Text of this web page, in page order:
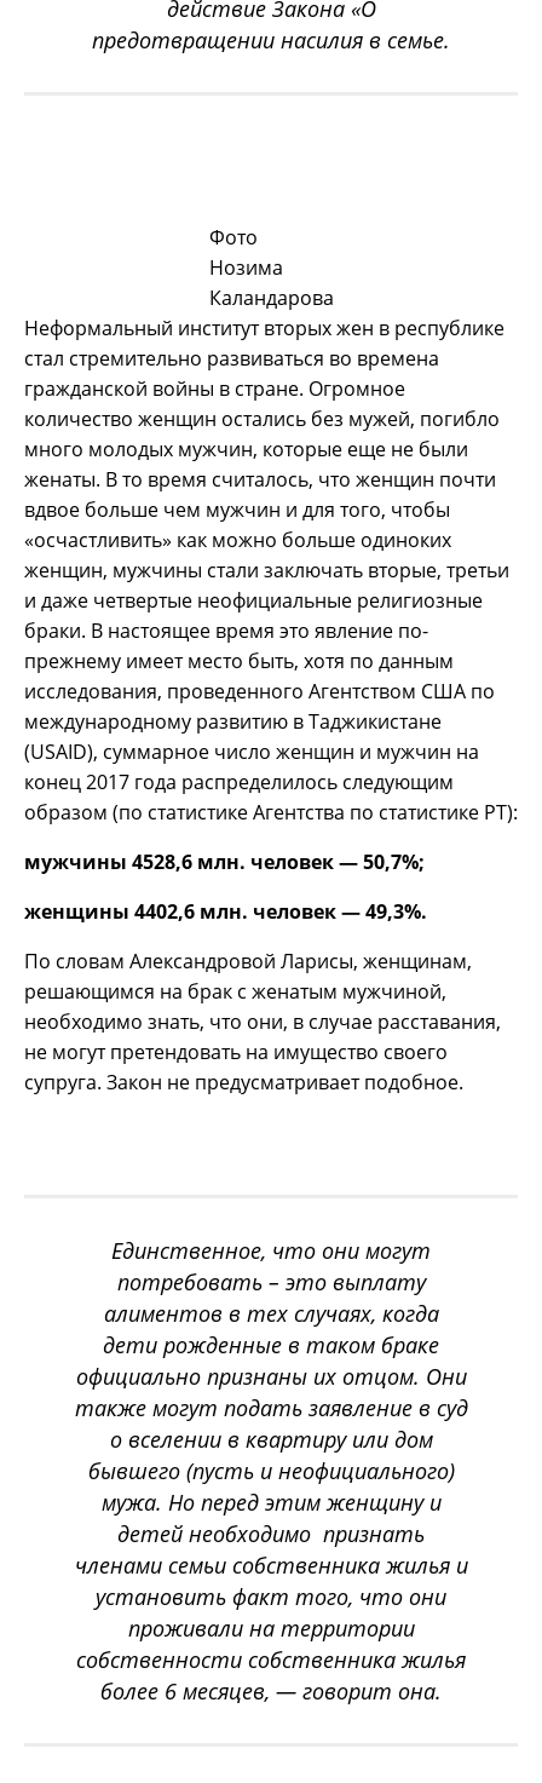
действие Закона «О
предотвращении насилия в семье.
Фото
Нозима
Каландарова
Неформальный институт вторых жен в республике
стал стремительно развиваться во времена
гражданской войны в стране. Огромное
количество женщин остались без мужей, погибло
много молодых мужчин, которые еще не были
женаты. В то время считалось, что женщин почти
вдвое больше чем мужчин и для того, чтобы
«осчастливить» как можно больше одиноких
женщин, мужчины стали заключать вторые, третьи
и даже четвертые неофициальные религиозные
браки. В настоящее время это явление по-
прежнему имеет место быть, хотя по данным
исследования, проведенного Агентством США по
международному развитию в Таджикистане
(USAID), суммарное число женщин и мужчин на
конец 2017 года распределилось следующим
образом (по статистике Агентства по статистике РТ):
мужчины 4528,6 млн. человек — 50,7%;
женщины 4402,6 млн. человек — 49,3%.
По словам Александровой Ларисы, женщинам,
решающимся на брак с женатым мужчиной,
необходимо знать, что они, в случае расставания,
не могут претендовать на имущество своего
супруга. Закон не предусматривает подобное.
Единственное, что они могут
потребовать – это выплату
алиментов в тех случаях, когда
дети рожденные в таком браке
официально признаны их отцом. Они
также могут подать заявление в суд
о вселении в квартиру или дом
бывшего (пусть и неофициального)
мужа. Но перед этим женщину и
детей необходимо признать
членами семьи собственника жилья и
установить факт того, что они
проживали на территории
собственности собственника жилья
более 6 месяцев, — говорит она.